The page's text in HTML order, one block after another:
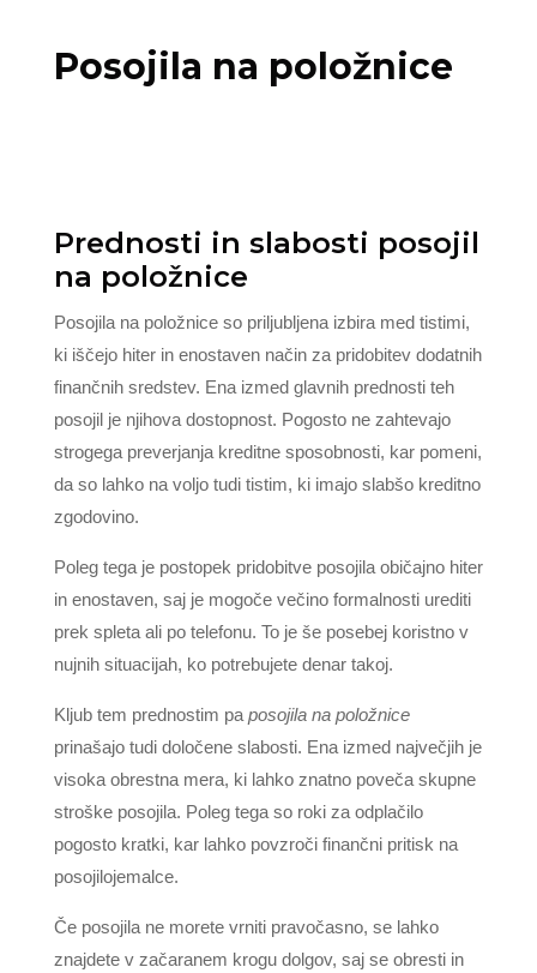
Posojila na položnice
Prednosti in slabosti posojil
na položnice
Posojila na položnice so priljubljena izbira med tistimi,
ki iščejo hiter in enostaven način za pridobitev dodatnih
finančnih sredstev. Ena izmed glavnih prednosti teh
posojil je njihova dostopnost. Pogosto ne zahtevajo
strogega preverjanja kreditne sposobnosti, kar pomeni,
da so lahko na voljo tudi tistim, ki imajo slabšo kreditno
zgodovino.
Poleg tega je postopek pridobitve posojila običajno hiter
in enostaven, saj je mogoče večino formalnosti urediti
prek spleta ali po telefonu. To je še posebej koristno v
nujnih situacijah, ko potrebujete denar takoj.
Kljub tem prednostim pa posojila na položnice
prinašajo tudi določene slabosti. Ena izmed največjih je
visoka obrestna mera, ki lahko znatno poveča skupne
stroške posojila. Poleg tega so roki za odplačilo
pogosto kratki, kar lahko povzroči finančni pritisk na
posojilojemalce.
Če posojila ne morete vrniti pravočasno, se lahko
znajdete v začaranem krogu dolgov, saj se obresti in